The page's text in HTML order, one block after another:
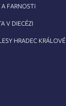
FARNOSTI
V DIECÉZI
HRADEC KRÁLOVÉ